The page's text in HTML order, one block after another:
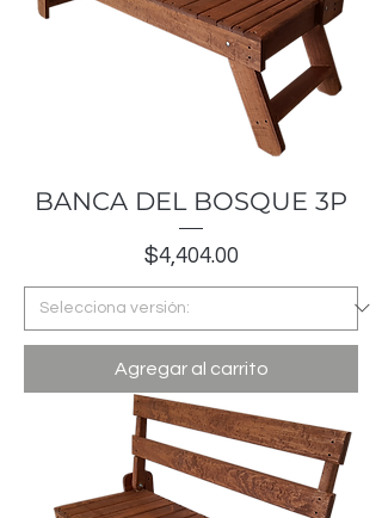
BANCA DEL BOSQUE 3P
Precio
$4,404.00
Agregar al carrito